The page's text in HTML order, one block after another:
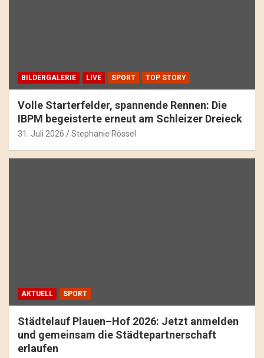
BILDERGALERIE LIVE SPORT TOP STORY
Volle Starterfelder, spannende Rennen: Die
IBPM begeisterte erneut am Schleizer Dreieck
31. Juli 2026 Stephanie Rössel
AKTUELL SPORT
Städtelauf Plauen–Hof 2026: Jetzt anmelden
und gemeinsam die Städtepartnerschaft
erlaufen